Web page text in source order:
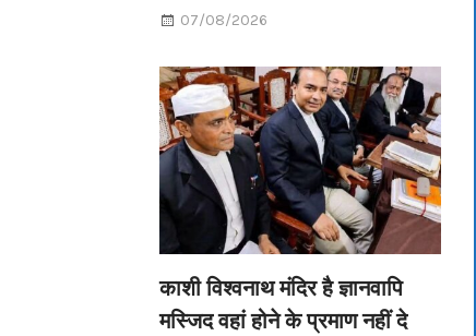
07/08/2026
काशी विश्वनाथ मंदिर है ज्ञानवापि
मस्जिद वहां होने के प्रमाण नहीं दे